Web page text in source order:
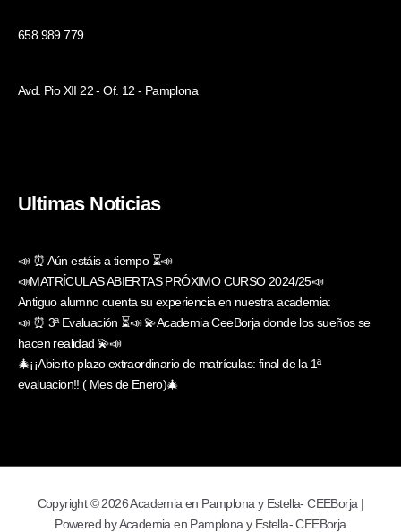
658 989 779
Avd. Pio XII 22 - Of. 12 - Pamplona
Ultimas Noticias
📣 ⏰ Aún estáis a tiempo ⏳📣
📣MATRÍCULAS ABIERTAS PRÓXIMO CURSO 2024/25📣
Antiguo alumno cuenta su experiencia en nuestra academia:
📣 ⏰ 3ª Evaluación ⏳📣 💫Academia CeeBorja donde los sueños se
hacen realidad 💫📣
🎄¡¡Abierto plazo extraordinario de matrículas: final de la 1ª
evaluacion!! ( Mes de Enero)🎄
Copyright © 2026 Academia en Pamplona y Estella- CEEBorja |
Powered by Academia en Pamplona y Estella- CEEBorja